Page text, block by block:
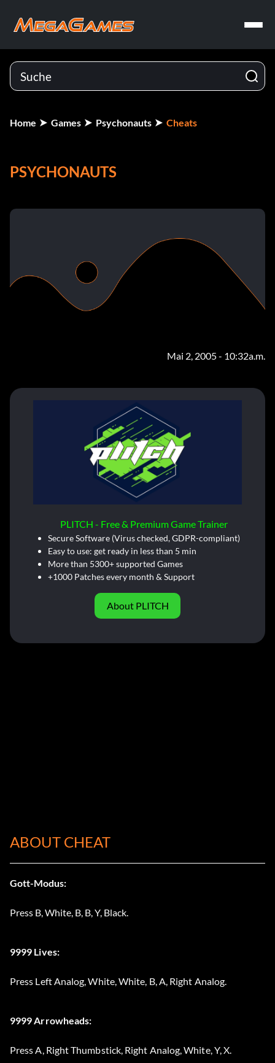
Home Games Psychonauts Cheats
PSYCHONAUTS
Mai 2, 2005 - 10:32a.m.
PLITCH - Free & Premium Game Trainer
Secure Software (Virus checked, GDPR-compliant)
Easy to use: get ready in less than 5 min
More than 5300+ supported Games
+1000 Patches every month & Support
About PLITCH
ABOUT CHEAT
Gott-Modus:
Press B, White, B, B, Y, Black.
9999 Lives:
Press Left Analog, White, White, B, A, Right Analog.
9999 Arrowheads:
Press A, Right Thumbstick, Right Analog, White, Y, X.